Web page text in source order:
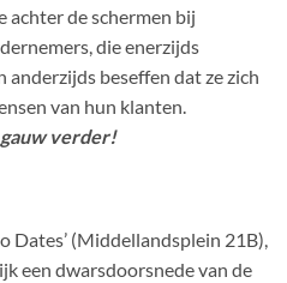
achter de schermen bij
die enerzijds
anderzijds beseffen dat ze zich
van hun klanten.
verder!
Dates’ (Middellandsplein 21B),
een dwarsdoorsnede van de